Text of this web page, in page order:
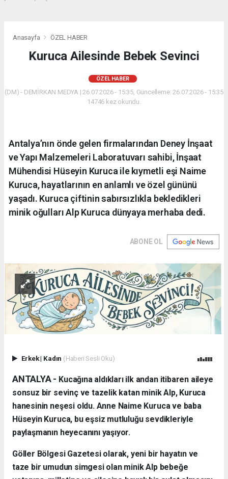
Anasayfa ÖZEL HABER
Kuruca Ailesinde Bebek Sevinci
ÖZEL HABER
(DM) - DEMİRKAN MEDYA | 26.07.2026 - 15:35, Güncelleme: 26.07.2026 - 15:35
14746 kez okundu.
Antalya’nın önde gelen firmalarından Deney İnşaat
ve Yapı Malzemeleri Laboratuvarı sahibi, İnşaat
Mühendisi Hüseyin Kuruca ile kıymetli eşi Naime
Kuruca, hayatlarının en anlamlı ve özel gününü
yaşadı. Kuruca çiftinin sabırsızlıkla bekledikleri
minik oğulları Alp Kuruca dünyaya merhaba dedi.
ABONE OL
Erkek| Kadın (Haberi Sesli Oku)
ANTALYA - ​ Kucağına aldıkları ilk andan itibaren aileye
sonsuz bir sevinç ve tazelik katan minik Alp, Kuruca
hanesinin neşesi oldu. Anne Naime Kuruca ve baba
Hüseyin Kuruca, bu eşsiz mutluluğu sevdikleriyle
paylaşmanın heyecanını yaşıyor.
​Göller Bölgesi Gazetesi olarak, yeni bir hayatın ve
taze bir umudun simgesi olan minik Alp bebeğe